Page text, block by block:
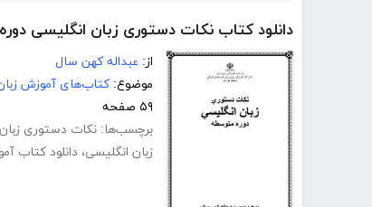
دانلود کتاب نکات دستوری زبان انگلیسی
از: عبداله کهن سال
موضوع: کتاب‌های آموزش
۵۹ صفحه
برچسب‌ها: نکات دستوری
زبان انگلیسی، دانلود کتاب